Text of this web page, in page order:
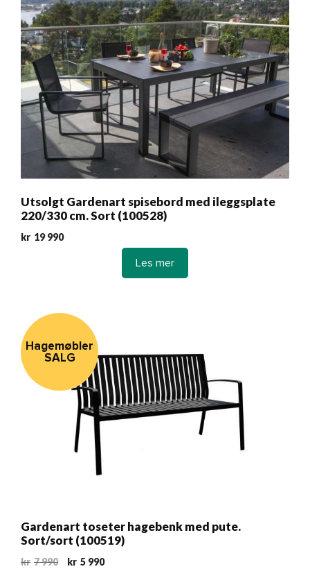
Utsolgt Gardenart spisebord med ileggsplate
220/330 cm. Sort (100528)
kr 19 990
Les mer
Hagemøbler
SALG
Gardenart toseter hagebenk med pute.
Sort/sort (100519)
kr 7 990
Opprinnelig
kr 5 990Nåværende